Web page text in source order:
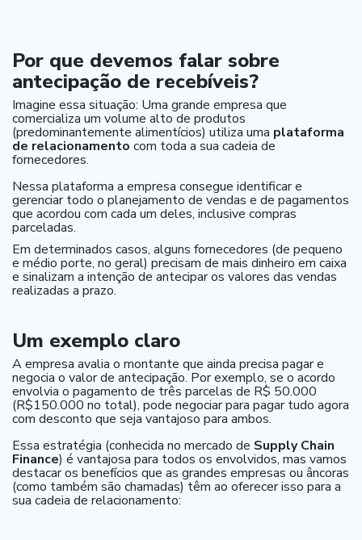
Por que devemos falar sobre
antecipação de recebíveis?
Imagine essa situação: Uma grande empresa que
comercializa um volume alto de produtos
(predominantemente alimentícios) utiliza uma plataforma
de relacionamento com toda a sua cadeia de
fornecedores.
Nessa plataforma a empresa consegue identificar e
gerenciar todo o planejamento de vendas e de pagamentos
que acordou com cada um deles, inclusive compras
parceladas.
Em determinados casos, alguns fornecedores (de pequeno
e médio porte, no geral) precisam de mais dinheiro em caixa
e sinalizam a intenção de antecipar os valores das vendas
realizadas a prazo.
Um exemplo claro
A empresa avalia o montante que ainda precisa pagar e
negocia o valor de antecipação. Por exemplo, se o acordo
envolvia o pagamento de três parcelas de R$ 50.000
(R$150.000 no total), pode negociar para pagar tudo agora
com desconto que seja vantajoso para ambos.
Essa estratégia (conhecida no mercado de Supply Chain
Finance) é vantajosa para todos os envolvidos, mas vamos
destacar os benefícios que as grandes empresas ou âncoras
(como também são chamadas) têm ao oferecer isso para a
sua cadeia de relacionamento: